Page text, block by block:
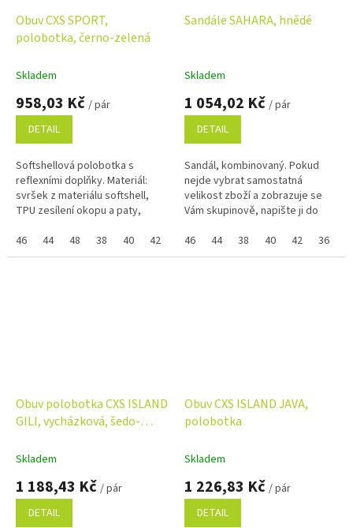
Obuv CXS SPORT,
polobotka, černo-zelená
Skladem
958,03 Kč / pár
DETAIL
Softshellová polobotka s
reflexními doplňky. Materiál:
svršek z materiálu softshell,
TPU zesílení okopu a paty,
pohodlná anatomická vkládací
stélka z...
46 44 48 38 40 42 36 39 41 45 37 47
Sandále SAHARA, hnědé
Skladem
1 054,02 Kč / pár
DETAIL
Sandál, kombinovaný. Pokud
nejde vybrat samostatná
velikost zboží a zobrazuje se
Vám skupinově, napište ji do
Využijte náš věrnostní program
se...
46 44 38 40 42 36
Obuv polobotka CXS ISLAND
GILI, vycházková, šedo-
Skladem
1 188,43 Kč / pár
DETAIL
Obuv CXS ISLAND JAVA,
polobotka
Skladem
1 226,83 Kč / pár
DETAIL